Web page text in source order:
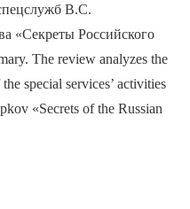
В.С.
«Секреты Российского
The review analyzes the
special services’ activities
«Secrets of the Russian